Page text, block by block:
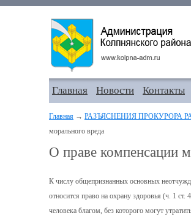
Главная Новости Контакты
Главная → РАЗЪЯСНЕНИЯ ПРОКУРОРА
морального вреда
О праве компенсации
К числу общепризнанных основных
относится право на охрану здоровья (ч. 1
человека благом, без которого могут